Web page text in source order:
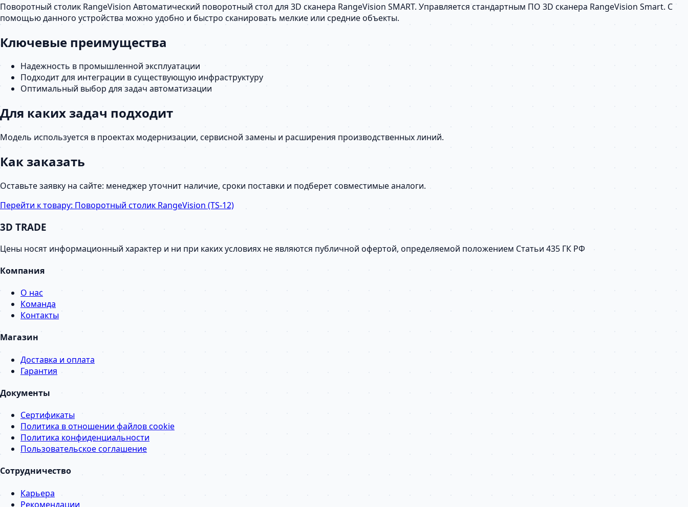
Поворотный столик RangeVision Автоматический поворотный стол для 3D сканера RangeVision SMART. Управляется стандартным ПО 3D сканера RangeVision Smart. С
помощью данного устройства можно удобно и быстро сканировать мелкие или средние объекты.
Ключевые преимущества
Надежность в промышленной эксплуатации
Подходит для интеграции в существующую инфраструктуру
Оптимальный выбор для задач автоматизации
Для каких задач подходит
Модель используется в проектах модернизации, сервисной замены и расширения производственных линий.
Как заказать
Оставьте заявку на сайте: менеджер уточнит наличие, сроки поставки и подберет совместимые аналоги.
Перейти к товару: Поворотный столик RangeVision (TS-12)
3D TRADE
Цены носят информационный характер и ни при каких условиях не являются публичной офертой, определяемой положением Статьи 435 ГК РФ
Компания
О нас
Команда
Контакты
Магазин
Доставка и оплата
Гарантия
Документы
Сертификаты
Политика в отношении файлов cookie
Политика конфиденциальности
Пользовательское соглашение
Сотрудничество
Карьера
Рекомендации